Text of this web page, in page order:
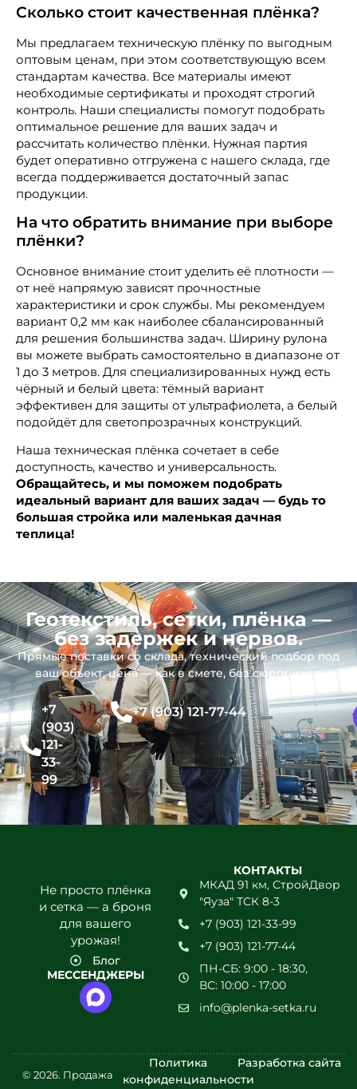
Сколько стоит качественная плёнка?
Мы предлагаем техническую плёнку по выгодным
оптовым ценам, при этом соответствующую всем
стандартам качества. Все материалы имеют
необходимые сертификаты и проходят строгий
контроль. Наши специалисты помогут подобрать
оптимальное решение для ваших задач и
рассчитать количество плёнки. Нужная партия
будет оперативно отгружена с нашего склада, где
всегда поддерживается достаточный запас
продукции.
На что обратить внимание при выборе
плёнки?
Основное внимание стоит уделить её плотности —
от неё напрямую зависят прочностные
характеристики и срок службы. Мы рекомендуем
вариант 0,2 мм как наиболее сбалансированный
для решения большинства задач. Ширину рулона
вы можете выбрать самостоятельно в диапазоне от
1 до 3 метров. Для специализированных нужд есть
чёрный и белый цвета: тёмный вариант
эффективен для защиты от ультрафиолета, а белый
подойдёт для светопрозрачных конструкций.
Наша техническая плёнка сочетает в себе
доступность, качество и универсальность.
Обращайтесь, и мы поможем подобрать
идеальный вариант для ваших задач — будь то
большая стройка или маленькая дачная
теплица!
Геотекстиль, сетки, плёнка —
без задержек и нервов.
Прямые поставки со склада, технический подбор под
ваш объект, цена — как в смете, без сюрпризов.
+7
(903)
121-
33-
99
+7 (903) 121-77-44
Не просто плёнка
и сетка — а броня
для вашего
урожая!
Блог
МЕССЕНДЖЕРЫ
КОНТАКТЫ
МКАД 91 км, СтройДвор
"Яуза" ТСК 8-3
+7 (903) 121-33-99
+7 (903) 121-77-44
ПН-СБ: 9:00 - 18:30,
ВС: 10:00 - 17:00
info@plenka-setka.ru
© 2026. Продажа
Политика
конфиденциальности
Разработка сайта